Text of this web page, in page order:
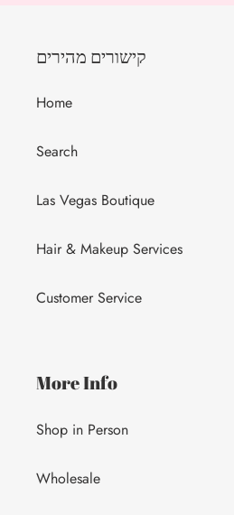
קישורים מהירים
Home
Search
Las Vegas Boutique
Hair & Makeup Services
Customer Service
More Info
Shop in Person
Wholesale